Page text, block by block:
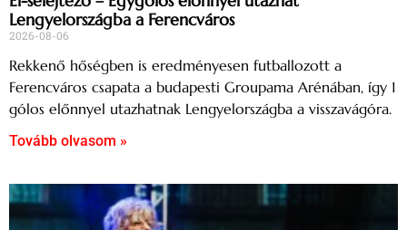
Lengyelországba a Ferencváros
2026-08-06
Rekkenő hőségben is eredményesen futballozott a
Ferencváros csapata a budapesti Groupama Arénában, így 1
gólos előnnyel utazhatnak Lengyelországba a visszavágóra.
Tovább olvasom »